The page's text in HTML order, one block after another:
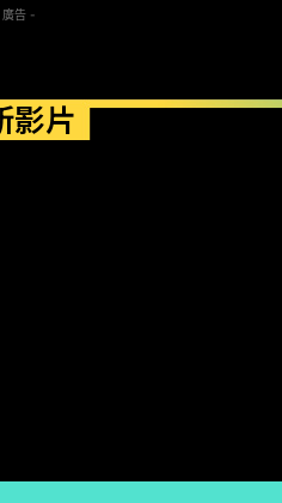
告 -
影片